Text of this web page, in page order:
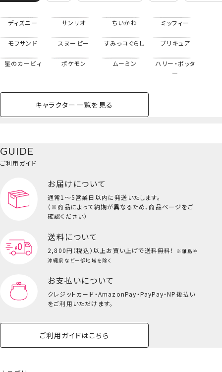
キーホルダー
ディズニー サンリオ ちいかわ ミッフィー
モフサンド スヌーピー すみっコぐらし プリキュア
星のカービィ ポケモン ムーミン
ハリー・ポッタ
ー
キャラクター一覧を見る
イクアップ
ビューティーコスメ一覧を見る
バッグ・タオル・
小物
キッズ一覧を見る
GUIDE
ご利用ガイド
お届けについて
通常1～5営業日以内に発送いたします。
（※商品によって納期が異なるため、商品ページをご
確認ください）
送料について
2,800円（税込）以上お買い上げで送料無料！
※離島や
沖縄県など一部地域を除く
お支払いについて
クレジットカード・AmazonPay・PayPay・NP後払い
をご利用いただけます。
ご利用ガイドはこちら